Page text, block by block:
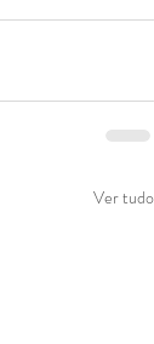
Ver tudo